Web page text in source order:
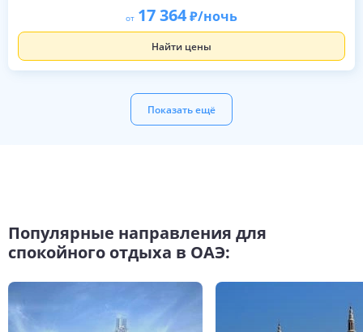
от 17 364 /ночь
Найти цены
Показать ещё
Популярные направления для
спокойного отдыха в ОАЭ: